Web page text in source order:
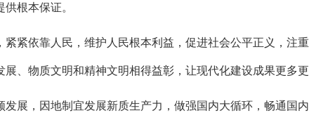
根本保证。
紧依靠人民，维护人民根本利益，促进社会公平正义，注
、物质文明和精神文明相得益彰，让现代化建设成果更多更
展，因地制宜发展新质生产力，做强国内大循环，畅通国